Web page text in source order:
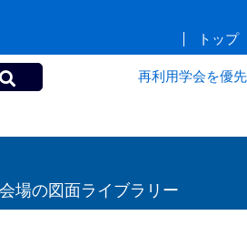
トップ
再利用学会を優
場の図面ライブラリー